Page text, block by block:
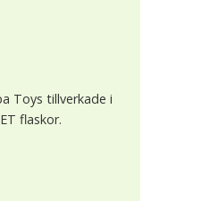
Toys tillverkade i
flaskor.